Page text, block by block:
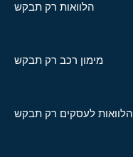
הלוואות רק תבקש
מימון רכב רק תבקש
הלוואות לעסקים רק תבקש